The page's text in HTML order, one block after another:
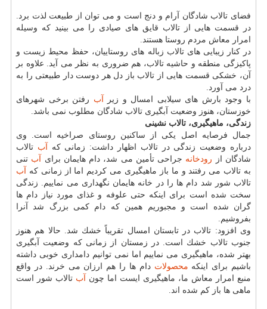
فضای تالاب شادگان آرام و دنج است و می توان از طبیعت لذت برد.
در قسمت هایی از تالاب قایق های صیادی را می بینید كه وسیله
امرار معاش مردم روستا هستند.
در كنار زیبایی های تالاب زباله های روستاییان، حفظ محیط زیست و
پاكیزگی منطقه و حاشیه تالاب، هم ضروری به نظر می آید. علاوه بر
آن، خشكی قسمت هایی از تالاب باز دل هر دوست دار طبیعتی را به
درد می آورد.
با وجود بارش های سیلابی امسال و زیر
آب رفتن برخی شهرهای
خوزستان، هنوز وضعیت آبگیری تالاب شادگان مطلوب نمی باشد.
زندگی، ماهیگیری، تالاب نشینی
جمال فرصایه اصل یكی از ساكنین روستای صراخیه است. وی
درباره وضعیت زندگی در تالاب اظهار داشت: زمانی كه
آب تالاب
شادگان از رودخانه جراحی تأمین می شد، دام هایمان برای آب تنی
به تالاب می رفتند و ما باز ماهیگیری می كردیم اما از زمانی كه
آب
تالاب شور شد دام ها را در خانه هایمان نگهداری می نماییم. زندگی
سخت شده است برای اینكه حتی علوفه و غذای مورد نیاز دام ها
گران شده است و مجبوریم همین كه دام كمی بزرگ شد آنرا
بفروشیم.
وی افزود: تالاب در تابستان امسال تقریباً خشك شد. حالا هم هنوز
جنوب تالاب خشك است. در زمستان از زمانی كه وضعیت آبگیری
بهتر شده، ماهیگیری می نماییم اما نمی توانیم دامداری خوبی داشته
باشیم برای اینكه محصولات دام ها را هم ارزان می خرند. در واقع
منبع امرار معاش ما، ماهیگیری ایست اما چون
آب تالاب شور است
ماهی ها باز كم شده اند.